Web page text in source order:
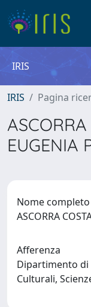
IRIS
IRIS Pagina
EUGENIA
Nome completo
ASCORRA
Afferenza
Dipartimento di
Culturali,